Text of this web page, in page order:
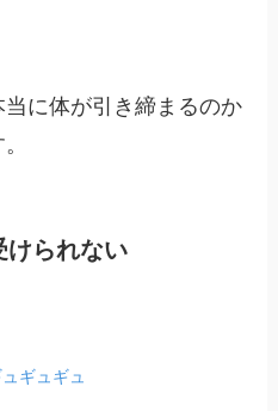
に体が引き締まるのか
けられない
ギュギュ